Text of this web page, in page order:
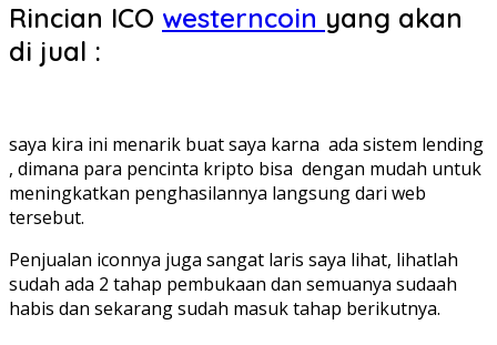
Rincian ICO westerncoin yang akan
di jual :
saya kira ini menarik buat saya karna ada sistem lending
, dimana para pencinta kripto bisa dengan mudah untuk
meningkatkan penghasilannya langsung dari web
tersebut.
Penjualan iconnya juga sangat laris saya lihat, lihatlah
sudah ada 2 tahap pembukaan dan semuanya sudaah
habis dan sekarang sudah masuk tahap berikutnya.